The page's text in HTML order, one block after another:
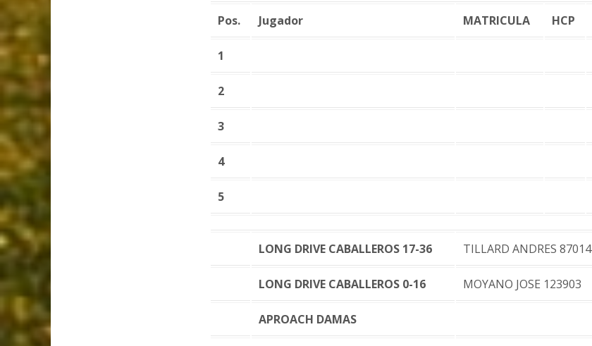
Pos. Jugador MATRICULA HCP
1
2
3
4
5
LONG DRIVE CABALLEROS 17-36 TILLARD ANDRES 87014
LONG DRIVE CABALLEROS 0-16 MOYANO JOSE 123903
APROACH DAMAS